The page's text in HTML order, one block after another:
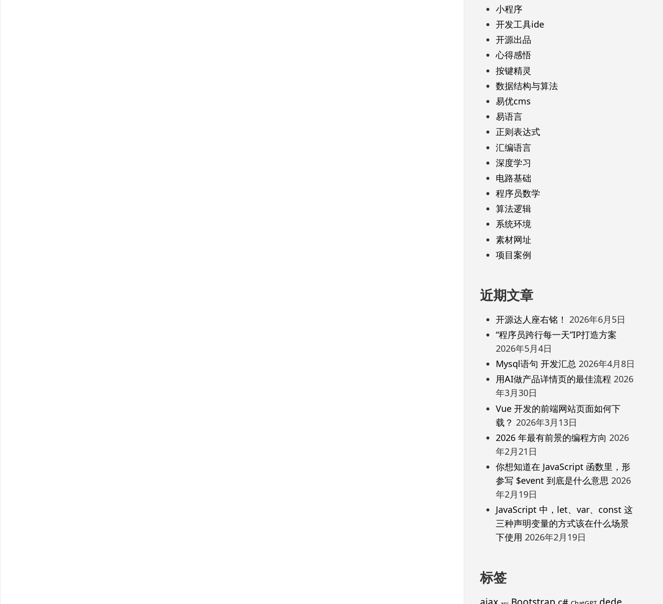
小程序
开发工具ide
开源出品
心得感悟
按键精灵
数据结构与算法
易优cms
易语言
正则表达式
汇编语言
深度学习
电路基础
程序员数学
算法逻辑
系统环境
素材网址
项目案例
近期文章
开源达人座右铭！ 2026年6月5日
“程序员跨行每一天”IP打造方案
2026年5月4日
Mysql语句 开发汇总 2026年4月8日
用AI做产品详情页的最佳流程 2026
年3月30日
Vue 开发的前端网站页面如何下
载？ 2026年3月13日
2026 年最有前景的编程方向 2026
年2月21日
你想知道在 JavaScript 函数里，形
参写 $event 到底是什么意思 2026
年2月19日
JavaScript 中，let、var、const 这
三种声明变量的方式该在什么场景
下使用 2026年2月19日
标签